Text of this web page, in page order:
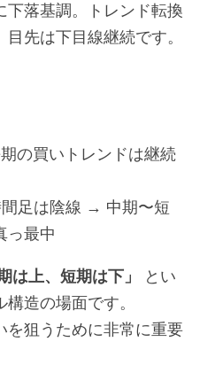
下落基調。トレンド転換
先は下目線継続です。
の買いトレンドは継続
足は陰線 → 中期〜短
っ最中
は上、短期は下」
とい
造の場面です。
を狙うために非常に重要